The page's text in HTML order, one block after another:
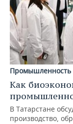
Промышленность
Как
В Татарстане
производство,